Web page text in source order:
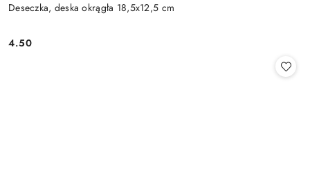
Deseczka, deska okrągła 18,5x12,5 cm
Cena:
4.50